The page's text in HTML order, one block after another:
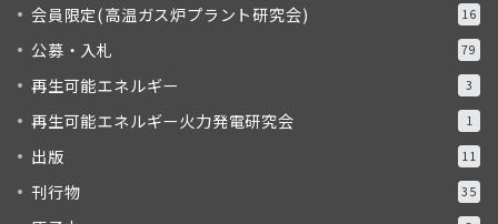
会員限定(高温ガス炉プラント研究会) 16
公募・入札 79
再生可能エネルギー 3
再生可能エネルギー火力発電研究会 1
出版 11
刊行物 35